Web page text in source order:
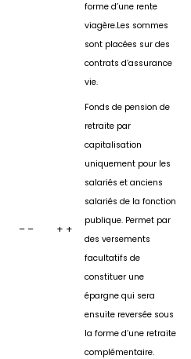
forme d’une rente
viagère.Les sommes
sont placées sur des
contrats d’assurance
vie.
– – + +
Fonds de pension de
retraite par
capitalisation
uniquement pour les
salariés et anciens
salariés de la fonction
publique. Permet par
des versements
facultatifs de
constituer une
épargne qui sera
ensuite reversée sous
la forme d’une retraite
complémentaire.